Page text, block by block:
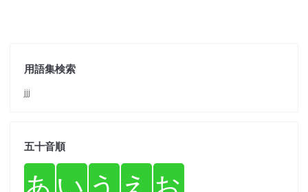
用語集検索
jjj
五十音順